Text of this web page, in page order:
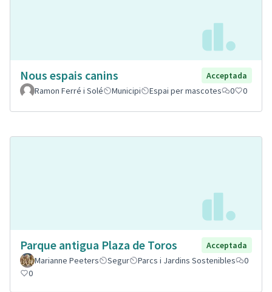
Nous espais canins
Acceptada
Ramon Ferré i Solé
Municipi Espai per mascotes 0 0
Parque antigua Plaza de Toros
Acceptada
Marianne Peeters
Segur Parcs i Jardins Sostenibles
0
0